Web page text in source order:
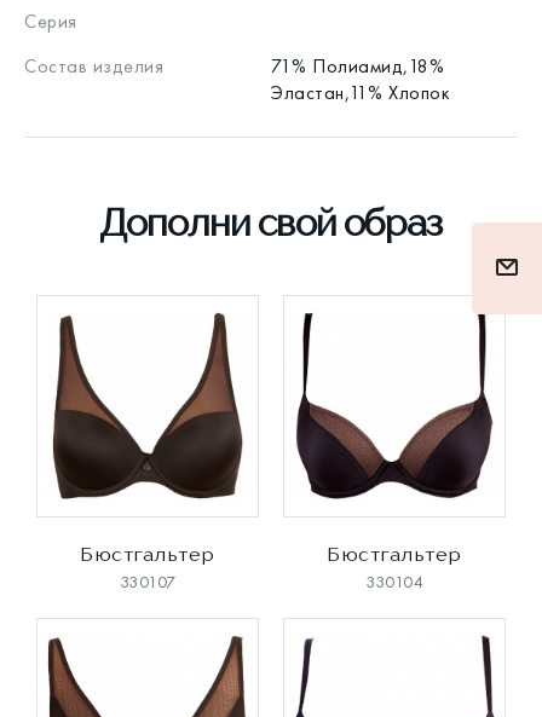
Серия
Состав изделия
71% Полиамид,18%
Эластан,11% Хлопок
Дополни свой образ
Бюстгальтер
330107
Бюстгальтер
330104